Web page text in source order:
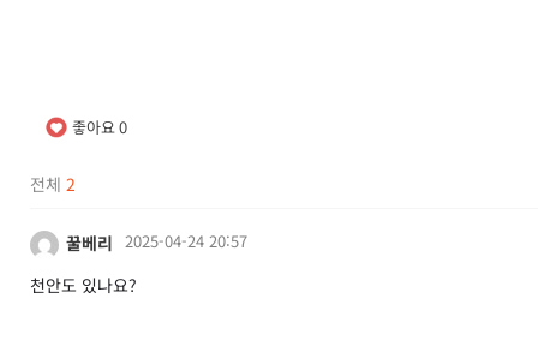
좋아요0
전체 2
꿀베리 2025-04-24 20:57
천안도 있나요?